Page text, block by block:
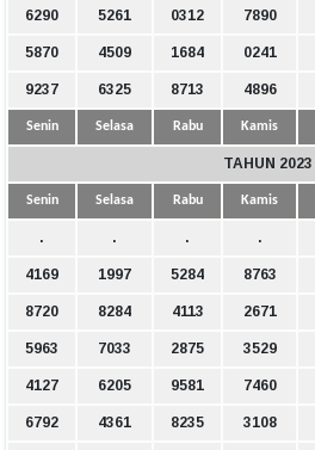
6290 5261 0312 7890
5870 4509 1684 0241
9237 6325 8713 4896
Senin Selasa Rabu Kamis
TAHUN 2023
Senin Selasa Rabu Kamis
. . . .
4169 1997 5284 8763
8720 8284 4113 2671
5963 7033 2875 3529
4127 6205 9581 7460
6792 4361 8235 3108